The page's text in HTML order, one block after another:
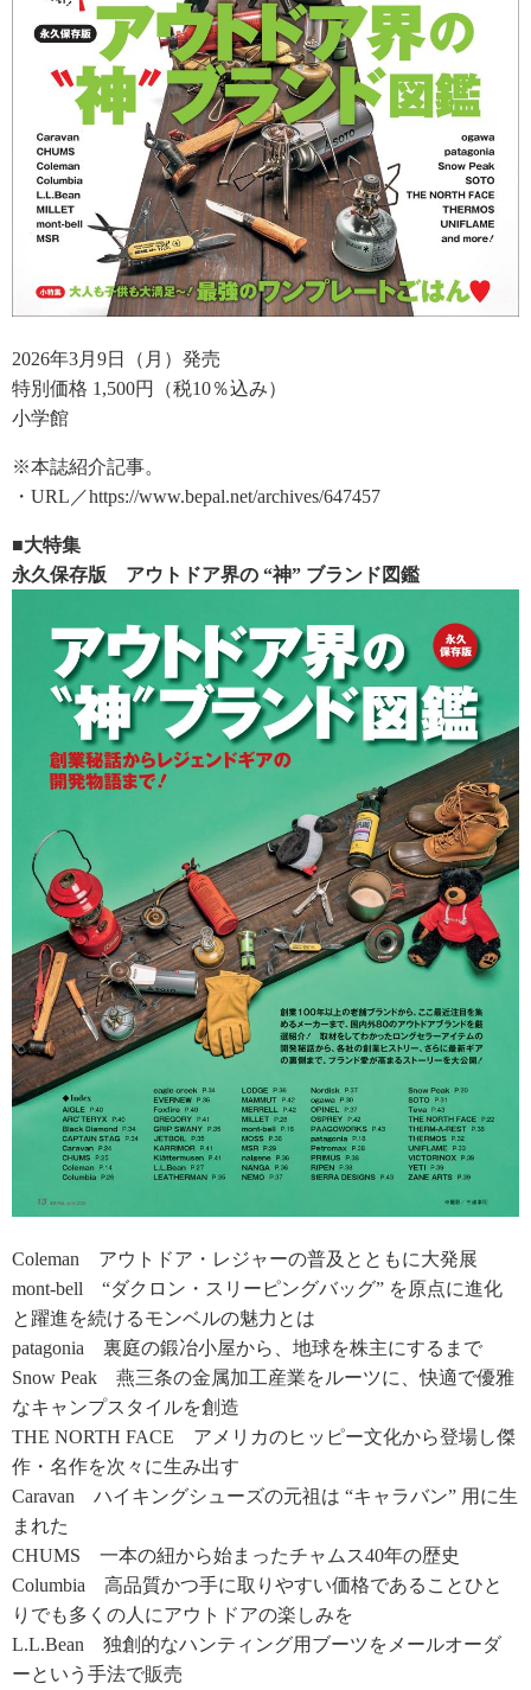
2026年3月9日（月）発売
特別価格 1,500円（税10％込み）
小学館
※本誌紹介記事。
・URL／https://www.bepal.net/archives/647457
■大特集
永久保存版 アウトドア界の “神” ブランド図鑑
Coleman アウトドア・レジャーの普及とともに大発展
mont-bell “ダクロン・スリーピングバッグ” を原点に進化
と躍進を続けるモンベルの魅力とは
patagonia 裏庭の鍛冶小屋から、地球を株主にするまで
Snow Peak 燕三条の金属加工産業をルーツに、快適で優雅
なキャンプスタイルを創造
THE NORTH FACE アメリカのヒッピー文化から登場し傑
作・名作を次々に生み出す
Caravan ハイキングシューズの元祖は “キャラバン” 用に生
まれた
CHUMS 一本の紐から始まったチャムス40年の歴史
Columbia 高品質かつ手に取りやすい価格であることひと
りでも多くの人にアウトドアの楽しみを
L.L.Bean 独創的なハンティング用ブーツをメールオーダ
ーという手法で販売